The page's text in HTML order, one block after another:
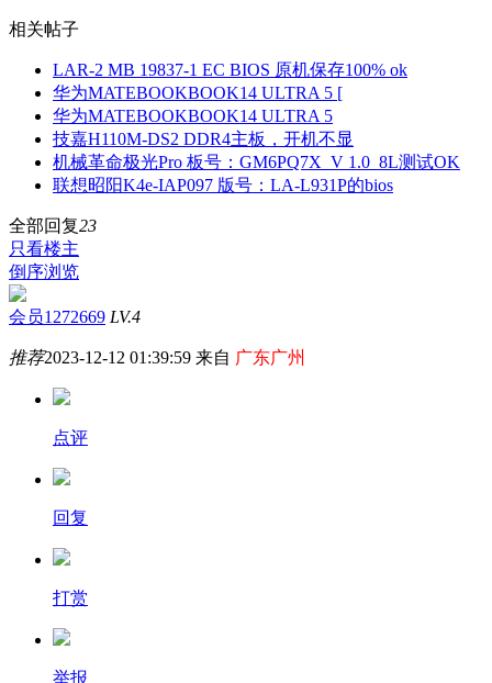
相关帖子
LAR-2 MB 19837-1 EC BIOS 原机保存100% ok
华为MATEBOOKBOOK14 ULTRA 5 [
华为MATEBOOKBOOK14 ULTRA 5
技嘉H110M-DS2 DDR4主板，开机不显
机械革命极光Pro 板号：GM6PQ7X_V 1.0_8L测试OK
联想昭阳K4e-IAP097 版号：LA-L931P的bios
全部回复23
只看楼主
倒序浏览
会员1272669 LV.4
推荐2023-12-12 01:39:59 来自 广东广州
点评
回复
打赏
举报